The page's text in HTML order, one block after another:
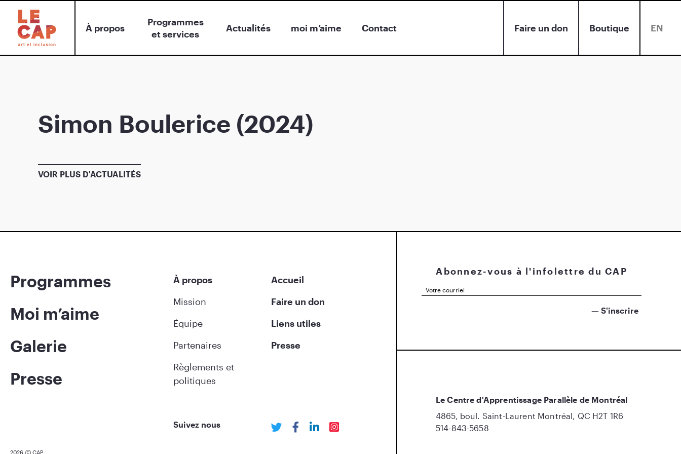
À propos
Programmes
et services
Actualités moi m’aime Contact Faire un don Boutique EN
Simon Boulerice (2024)
VOIR PLUS D'ACTUALITÉS
Programmes
Moi m’aime
Galerie
Presse
À propos
Mission
Équipe
Partenaires
Règlements et
politiques
Accueil
Faire un don
Liens utiles
Presse
Suivez nous
2026 CAP
Abonnez-vous à l'infolettre du CAP
Le Centre d'Apprentissage Parallèle de Montréal
4865, boul. Saint-Laurent Montréal, QC H2T 1R6
514-843-5658